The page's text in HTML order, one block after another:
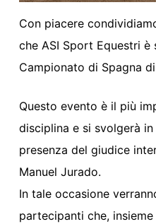
Con piacere
che ASI Sport Equestri è
Campionato di Spagna
Questo evento è il più
disciplina e si svolgerà
presenza del giudice
Manuel Jurado.
In tale occasione
partecipanti che,